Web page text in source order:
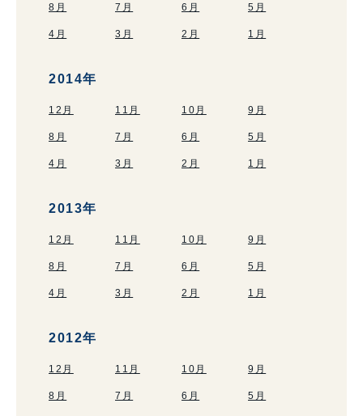
8月 7月 6月 5月
4月 3月 2月 1月
2014年
12月 11月 10月 9月
8月 7月 6月 5月
4月 3月 2月 1月
2013年
12月 11月 10月 9月
8月 7月 6月 5月
4月 3月 2月 1月
2012年
12月 11月 10月 9月
8月 7月 6月 5月